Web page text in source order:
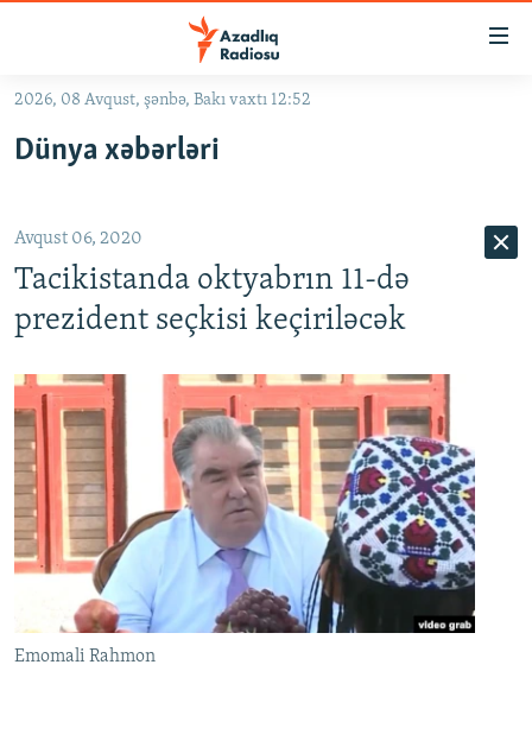
Əsas
qayıt
qayıt
Axtarışa
#İZAHLA
#ƏSLINDƏ
QANUNI DOĞRU
ARAŞDIRMA
MULTIMEDIA
VIDEO
FOTOQALEREYA
İNFOQRAFIKA
KARIKATURA
RADIO ARXIV
OXU ZALI
AZƏRBAYCAN ƏDƏBIYYATI KITABXANASI
İSLAM VƏ DEMOKRATIYA
HAQQIMIZDA
MISSIYAMIZ
PEŞƏ ETIKASI VƏ JURNALISTIKA STANDARTLARIMIZ
BIZI IZLƏ
2026, 08 Avqust, şənbə, Bakı vaxtı 12:52
Dünya xəbərləri
Avqust 06, 2020
Tacikistanda oktyabrın 11-də
prezident seçkisi keçiriləcək
Emomali Rahmon